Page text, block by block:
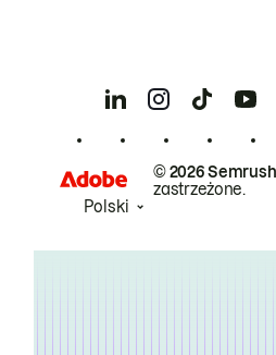
© 2026
zastrzeżone.
Polski